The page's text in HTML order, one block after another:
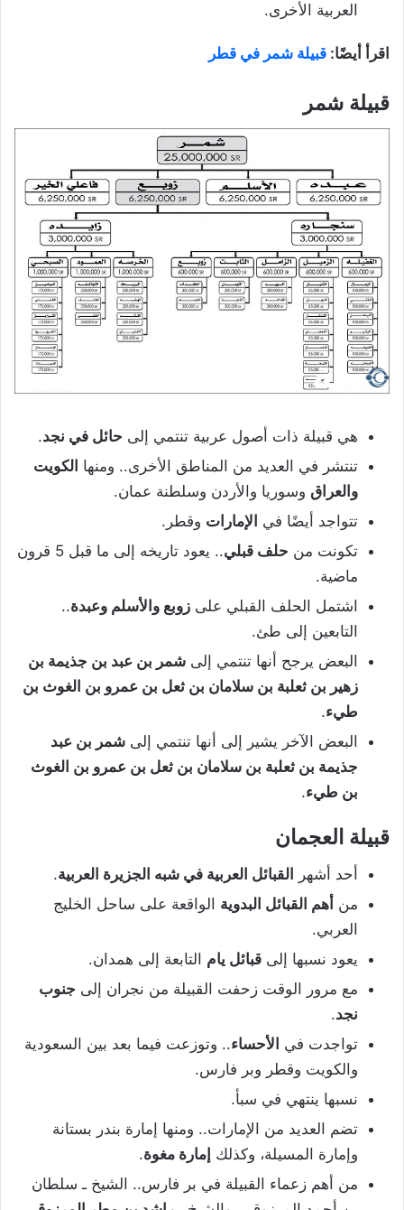
العربية الأخرى.
اقرأ أيضًا: قبيلة شمر في قطر
قبيلة شمر
هي قبيلة ذات أصول عربية تنتمي إلى حائل في نجد.
تنتشر في العديد من المناطق الأخرى.. ومنها الكويت
والعراق وسوريا والأردن وسلطنة عمان.
تتواجد أيضًا في الإمارات وقطر.
تكونت من حلف قبلي
.. يعود تاريخه إلى ما قبل 5 قرون
ماضية.
اشتمل الحلف القبلي على زوبع والأسلم وعبدة..
التابعين إلى طئ.
البعض يرجح أنها تنتمي إلى شمر بن عبد بن جذيمة بن
زهير بن ثعلبة بن سلامان بن ثعل بن عمرو بن الغوث بن
طيء.
البعض الآخر يشير إلى أنها تنتمي إلى شمر بن عبد
جذيمة بن ثعلبة بن سلامان بن ثعل بن عمرو بن الغوث
بن طيء.
قبيلة العجمان
أحد أشهر القبائل العربية في شبه الجزيرة العربية.
من أهم القبائل البدوية الواقعة على ساحل الخليج
العربي.
يعود نسبها إلى قبائل يام التابعة إلى همدان.
مع مرور الوقت زحفت القبيلة من نجران إلى جنوب
نجد.
تواجدت في الأحساء.. وتوزعت فيما بعد بين السعودية
والكويت وقطر وبر فارس.
نسبها ينتهي في سبأ.
تضم العديد من الإمارات.. ومنها إمارة بندر بستانة
وإمارة المسيلة، وكذلك إمارة مغوة.
من أهم زعماء القبيلة في بر فارس.. الشيخ ـ سلطان